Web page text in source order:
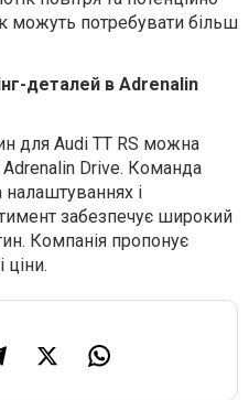
можуть потребувати більш
деталей в Adrenalin
для Audi TT RS можна
Adrenalin Drive. Команда
і
забезпечує широкий
. Компанія пропонує